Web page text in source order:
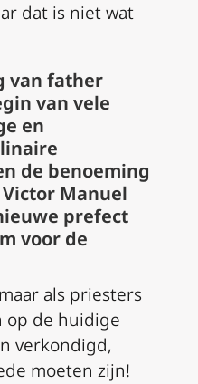
dat is niet wat
van father
van vele
en
de benoeming
Manuel
prefect
voor de
als priesters
de huidige
verkondigd,
moeten zijn!